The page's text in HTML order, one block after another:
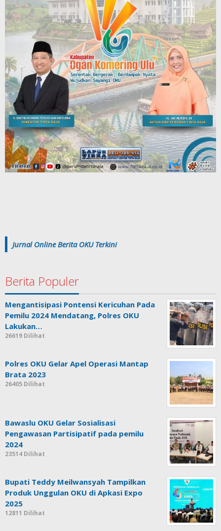
Jurnal Online Berita OKU Terkini
Berita Populer
Mengantisipasi Pontensi Kericuhan Pada
Pemilu 2024 Mendatang, Polres OKU
Lakukan…
26619 Dilihat
Polres OKU Gelar Apel Operasi Mantap
Brata 2023
26405 Dilihat
Bawaslu OKU Gelar Sosialisasi
Pengawasan Partisipatif pada pemilu
2024
23514 Dilihat
Bupati Teddy Meilwansyah Tampilkan
Produk Unggulan OKU di Apkasi Expo
2025
12811 Dilihat